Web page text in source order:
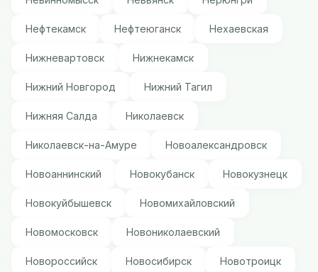
Нефтекамск Нефтеюганск Нехаевская
Нижневартовск Нижнекамск
Нижний Новгород Нижний Тагил
Нижняя Салда Николаевск
Николаевск-на-Амуре Новоалександровск
Новоаннинский Новокубанск Новокузнецк
Новокуйбышевск Новомихайловский
Новомосковск Новониколаевский
Новороссийск Новосибирск Новотроицк